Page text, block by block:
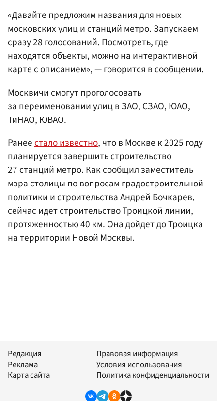
«Давайте предложим названия для новых
московских улиц и станций метро. Запускаем
сразу 28 голосований. Посмотреть, где
находятся объекты, можно на интерактивной
карте с описанием», — говорится в сообщении.
Москвичи смогут проголосовать
за переименовании улиц в ЗАО, СЗАО, ЮАО,
ТиНАО, ЮВАО.
Ранеестало известно, что в Москве к 2025 году
планируется завершить строительство
27 станций метро. Как сообщил заместитель
мэра столицы по вопросам градостроительной
политики и строительстваАндрей Бочкарев,
сейчас идет строительство Троицкой линии,
протяженностью 40 км. Она дойдет до Троицка
на территории Новой Москвы.
Редакция
Реклама
Карта сайта
Правовая информация
Условия использования
Политика конфиденциальности